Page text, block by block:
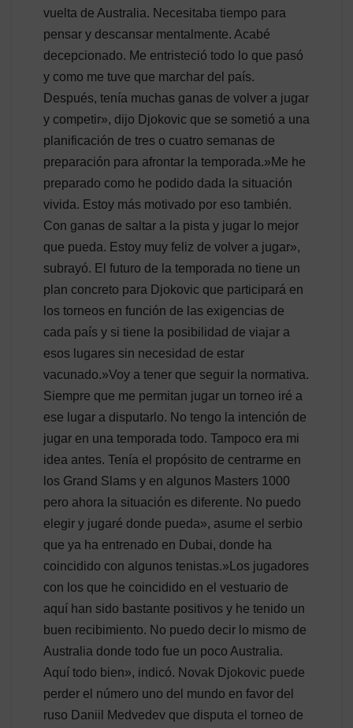
vuelta de Australia. Necesitaba tiempo para
pensar y descansar mentalmente. Acabé
decepcionado. Me entristeció todo lo que pasó
y como me tuve que marchar del país.
Después, tenía muchas ganas de volver a jugar
y competir», dijo Djokovic que se sometió a una
planificación de tres o cuatro semanas de
preparación para afrontar la temporada.»Me he
preparado como he podido dada la situación
vivida. Estoy más motivado por eso también.
Con ganas de saltar a la pista y jugar lo mejor
que pueda. Estoy muy feliz de volver a jugar»,
subrayó. El futuro de la temporada no tiene un
plan concreto para Djokovic que participará en
los torneos en función de las exigencias de
cada país y si tiene la posibilidad de viajar a
esos lugares sin necesidad de estar
vacunado.»Voy a tener que seguir la normativa.
Siempre que me permitan jugar un torneo iré a
ese lugar a disputarlo. No tengo la intención de
jugar en una temporada todo. Tampoco era mi
idea antes. Tenía el propósito de centrarme en
los Grand Slams y en algunos Masters 1000
pero ahora la situación es diferente. No puedo
elegir y jugaré donde pueda», asume el serbio
que ya ha entrenado en Dubai, donde ha
coincidido con algunos tenistas.»Los jugadores
con los que he coincidido en el vestuario de
aquí han sido bastante positivos y he tenido un
buen recibimiento. No puedo decir lo mismo de
Australia donde todo fue un poco Australia.
Aquí todo bien», indicó. Novak Djokovic puede
perder el número uno del mundo en favor del
ruso Daniil Medvedev que disputa el torneo de